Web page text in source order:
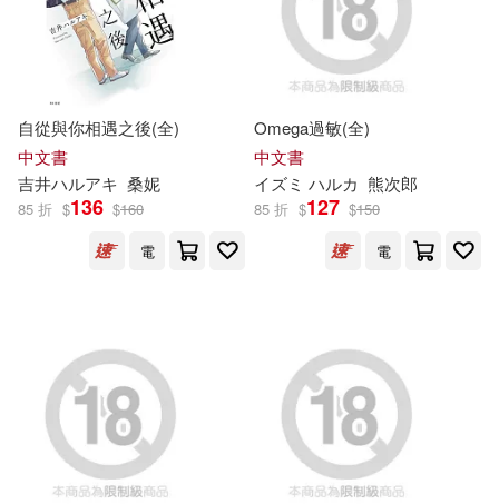
バルタン(48) 北条司(45)
ケイ・エム・プロデュース(38)
ION(37)
アリスJAPAN公式E-book(36)
HA(35)
プレステージ出版（写真集）(35)
PRESTIGE PHOTOGENICS(34)
ベルハウス(602)
台灣角川(198) 東立(166)
悅文社(125) 青文(124)
Neo Media(84)
ヤマハミュージックエンタテイメ
ントホールディングス(81)
配送方式 (可複選)
可海外宅配(1915)
可港澳店取(1903)
自從與你相遇之後(全)
中文書
吉井ハルアキ 桑妮
85 折 $136 $160
電
Omega過敏(全)
中文書
イズミ ハルカ 熊次郎
85 折 $127 $150
電